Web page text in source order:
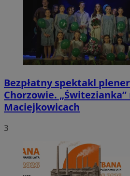
Bezpłatny spektakl
Chorzowie.
Maciejkowicach
3